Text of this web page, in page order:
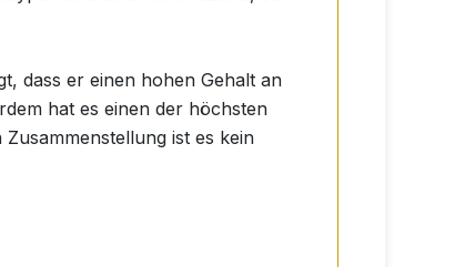
dass er einen hohen Gehalt an
hat es einen der höchsten
ist es kein